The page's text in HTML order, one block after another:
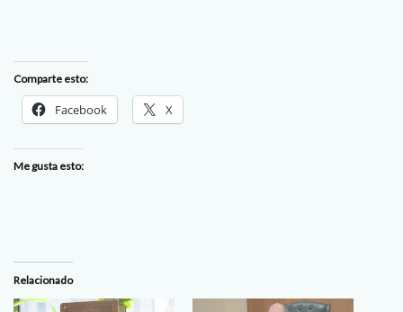
Comparte esto:
Facebook X
Me gusta esto:
Relacionado